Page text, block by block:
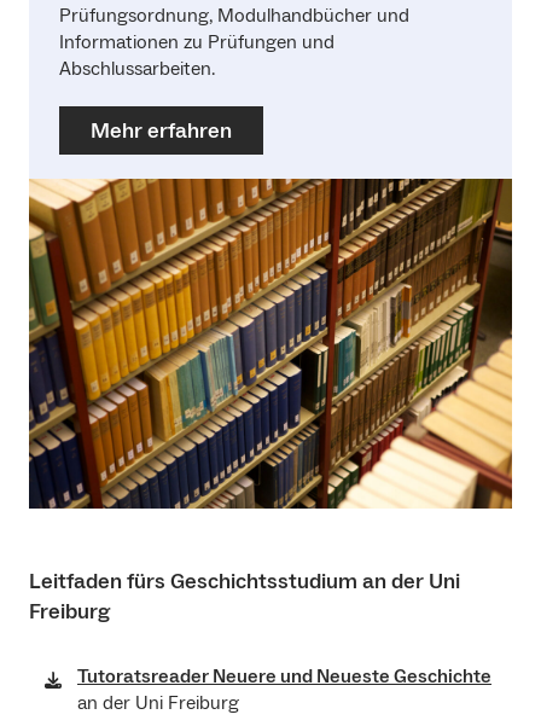
Prüfungsordnung, Modulhandbücher und
Informationen zu Prüfungen und
Abschlussarbeiten.
Mehr erfahren
Leitfaden fürs Geschichtsstudium an der Uni
Freiburg
Tutoratsreader Neuere und Neueste Geschichte
an der Uni Freiburg